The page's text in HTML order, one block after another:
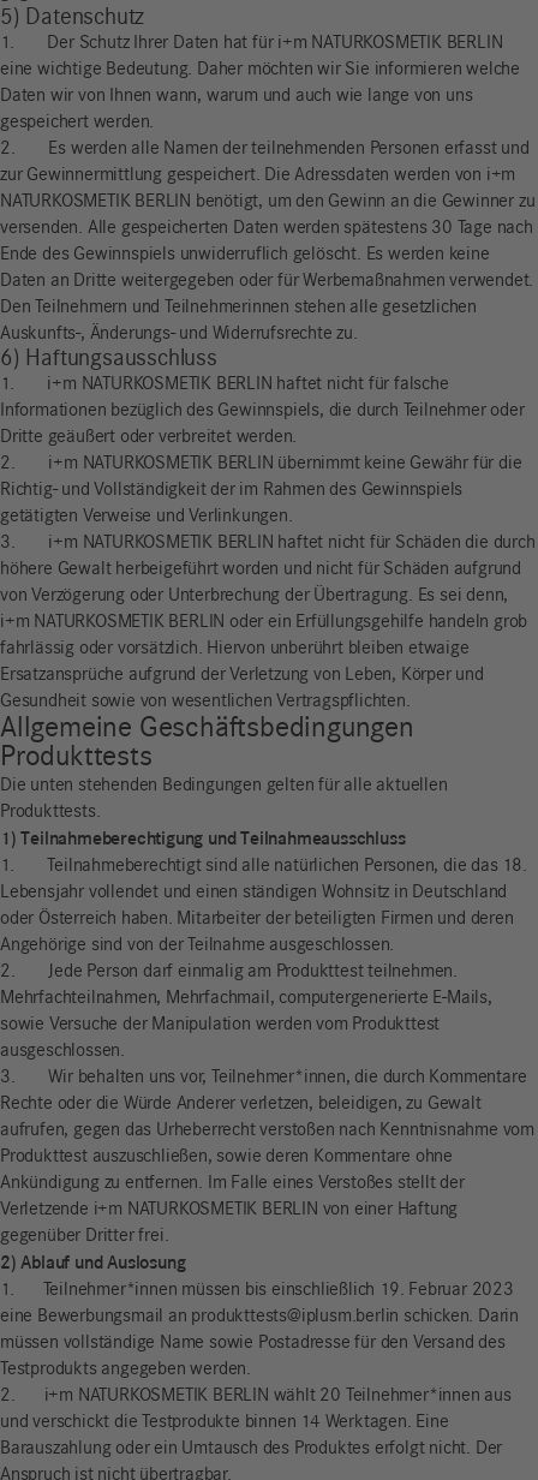
5) Datenschutz
1. Der Schutz Ihrer Daten hat für i+m NATURKOSMETIK BERLIN
eine wichtige Bedeutung. Daher möchten wir Sie informieren welche
Daten wir von Ihnen wann, warum und auch wie lange von uns
gespeichert werden.
2. Es werden alle Namen der teilnehmenden Personen erfasst und
zur Gewinnermittlung gespeichert. Die Adressdaten werden von i+m
NATURKOSMETIK BERLIN benötigt, um den Gewinn an die Gewinner zu
versenden. Alle gespeicherten Daten werden spätestens 30 Tage nach
Ende des Gewinnspiels unwiderruflich gelöscht. Es werden keine
Daten an Dritte weitergegeben oder für Werbemaßnahmen verwendet.
Den Teilnehmern und Teilnehmerinnen stehen alle gesetzlichen
Auskunfts-, Änderungs- und Widerrufsrechte zu.
6) Haftungsausschluss
1. i+m NATURKOSMETIK BERLIN haftet nicht für falsche
Informationen bezüglich des Gewinnspiels, die durch Teilnehmer oder
Dritte geäußert oder verbreitet werden.
2. i+m NATURKOSMETIK BERLIN übernimmt keine Gewähr für die
Richtig- und Vollständigkeit der im Rahmen des Gewinnspiels
getätigten Verweise und Verlinkungen.
3. i+m NATURKOSMETIK BERLIN haftet nicht für Schäden die durch
höhere Gewalt herbeigeführt worden und nicht für Schäden aufgrund
von Verzögerung oder Unterbrechung der Übertragung. Es sei denn,
i+m NATURKOSMETIK BERLIN oder ein Erfüllungsgehilfe handeln grob
fahrlässig oder vorsätzlich. Hiervon unberührt bleiben etwaige
Ersatzansprüche aufgrund der Verletzung von Leben, Körper und
Gesundheit sowie von wesentlichen Vertragspflichten.
Allgemeine Geschäftsbedingungen
Produkttests
Die unten stehenden Bedingungen gelten für alle aktuellen
Produkttests.
1) Teilnahmeberechtigung und Teilnahmeausschluss
1. Teilnahmeberechtigt sind alle natürlichen Personen, die das 18.
Lebensjahr vollendet und einen ständigen Wohnsitz in Deutschland
oder Österreich haben. Mitarbeiter der beteiligten Firmen und deren
Angehörige sind von der Teilnahme ausgeschlossen.
2. Jede Person darf einmalig am Produkttest teilnehmen.
Mehrfachteilnahmen, Mehrfachmail, computergenerierte E-Mails,
sowie Versuche der Manipulation werden vom Produkttest
ausgeschlossen.
3. Wir behalten uns vor, Teilnehmer*innen, die durch Kommentare
Rechte oder die Würde Anderer verletzen, beleidigen, zu Gewalt
aufrufen, gegen das Urheberrecht verstoßen nach Kenntnisnahme vom
Produkttest auszuschließen, sowie deren Kommentare ohne
Ankündigung zu entfernen. Im Falle eines Verstoßes stellt der
Verletzende i+m NATURKOSMETIK BERLIN von einer Haftung
gegenüber Dritter frei.
2) Ablauf und Auslosung
1. Teilnehmer*innen müssen bis einschließlich 19. Februar 2023
eine Bewerbungsmail an produkttests@iplusm.berlin schicken. Darin
müssen vollständige Name sowie Postadresse für den Versand des
Testprodukts angegeben werden.
2. i+m NATURKOSMETIK BERLIN wählt 20 Teilnehmer*innen aus
und verschickt die Testprodukte binnen 14 Werktagen. Eine
Barauszahlung oder ein Umtausch des Produktes erfolgt nicht. Der
Anspruch ist nicht übertragbar.